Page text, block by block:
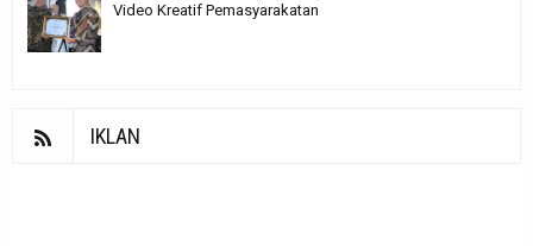
Video Kreatif Pemasyarakatan
IKLAN